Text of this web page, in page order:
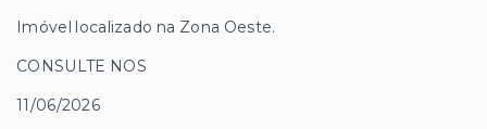
Imóvel localizado na Zona Oeste.
CONSULTE NOS
11/06/2026